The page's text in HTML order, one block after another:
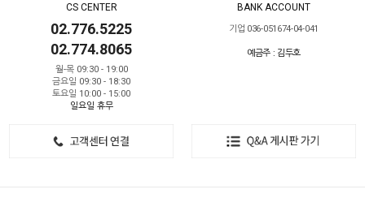
CS CENTER
02.776.5225
02.774.8065
월-목 09:30 - 19:00
금요일 09:30 - 18:30
토요일 10:00 - 15:00
일요일 휴무
BANK ACCOUNT
기업 036-051674-04-041
예금주 : 김두호